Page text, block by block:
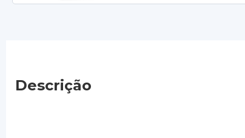
Descrição